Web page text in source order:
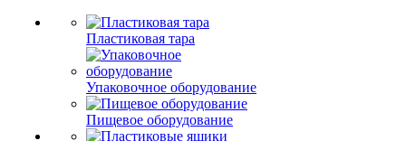
Пластиковая тара
Упаковочное оборудование
Пищевое оборудование